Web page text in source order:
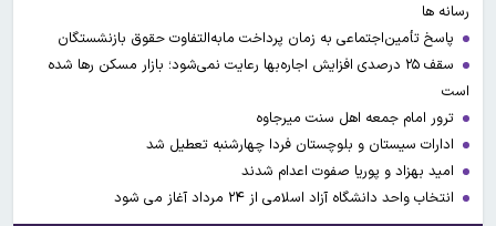
رسانه ها
پاسخ تأمین‌اجتماعی به زمان پرداخت مابه‌التفاوت حقوق بازنشستگان
سقف ۲۵ درصدی افزایش اجاره‌بها رعایت نمی‌شود؛ بازار مسکن رها شده
است
ترور امام جمعه اهل سنت میرجاوه
ادارات سیستان و بلوچستان فردا چهارشنبه تعطیل شد
امید بهزاد و پوریا صفوت اعدام شدند
انتخاب واحد دانشگاه آزاد اسلامی از ۲۴ مرداد آغاز می شود